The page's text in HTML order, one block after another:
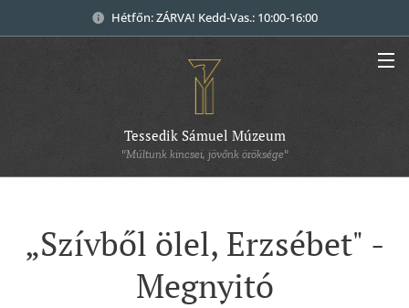
Hétfőn: ZÁRVA! Kedd-Vas.: 10:00-16:00
Tessedik Sámuel Múzeum
"Múltunk kincsei, jövőnk öröksége"
„Szívből ölel, Erzsébet" -
Megnyitó